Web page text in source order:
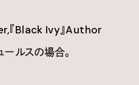
『Black Ivy』Author
ールスの場合。